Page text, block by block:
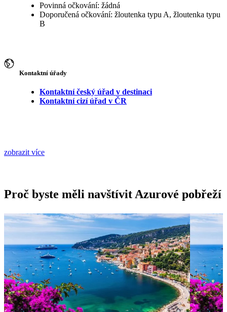
Povinná očkování: žádná
Doporučená očkování: žloutenka typu A, žloutenka typu
B
Kontaktní úřady
Kontaktní český úřad v destinaci
Kontaktní cizí úřad v ČR
zobrazit více
Proč byste měli navštívit Azurové pobřeží